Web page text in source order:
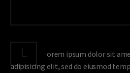
L
orem ipsum dolor sit
adipisicing elit, sed do eiusmod